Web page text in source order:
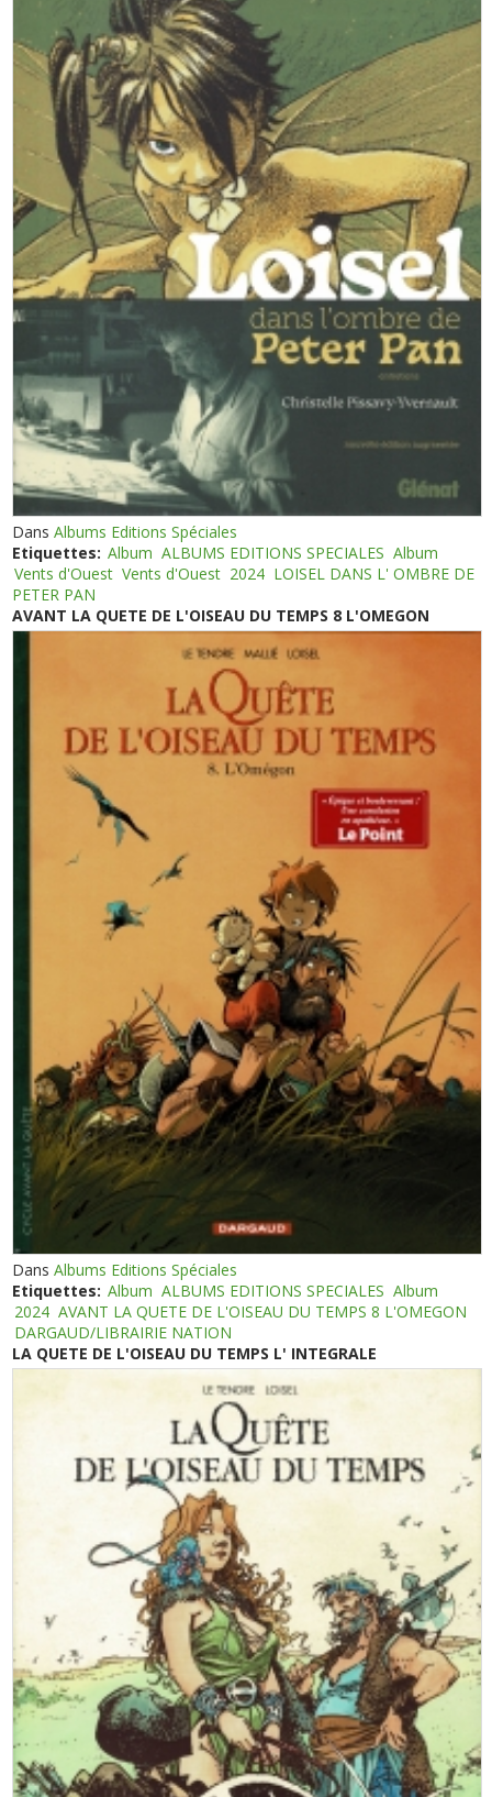
DansAlbums Editions Spéciales
Etiquettes: Album ALBUMS EDITIONS SPECIALES Album
Vents d'Ouest Vents d'Ouest 2024 LOISEL DANS L' OMBRE DE
PETER PAN
AVANT LA QUETE DE L'OISEAU DU TEMPS 8 L'OMEGON
DansAlbums Editions Spéciales
Etiquettes: Album ALBUMS EDITIONS SPECIALES Album
2024 AVANT LA QUETE DE L'OISEAU DU TEMPS 8 L'OMEGON
DARGAUD/LIBRAIRIE NATION
LA QUETE DE L'OISEAU DU TEMPS L' INTEGRALE